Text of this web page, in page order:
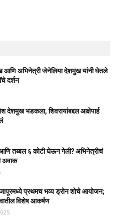
आणि अभिनेत्री जेनेलिया देशमुख यांनी घेतले
दर्शन
देशमुख भडकला, शिवरायांबद्दल आक्षेपार्ह
आणि तब्बल ६ कोटी घेऊन गेली? अभिनेत्रीचं
अवाक
प्रथमच भव्य ड्रोन शोचे आयोजन;
विशेष आकर्षण